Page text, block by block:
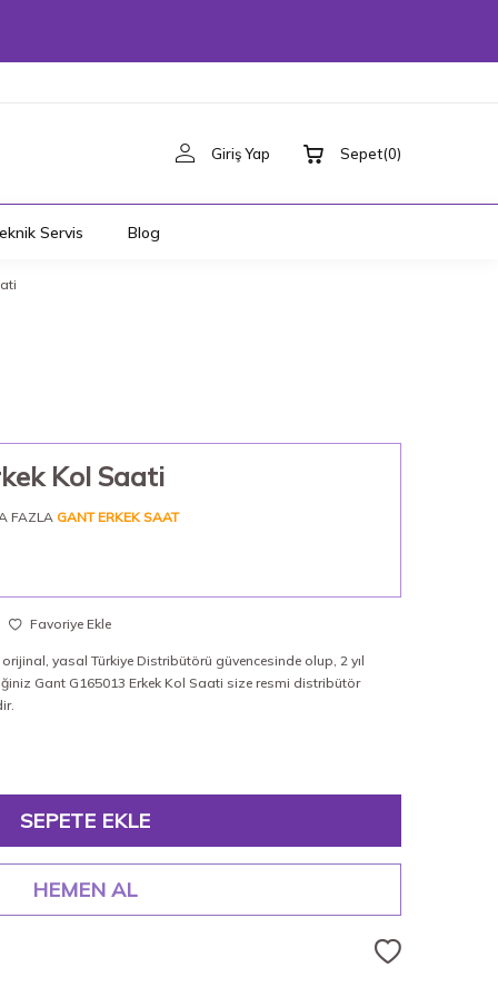
Giriş Yap Sepet(0)
Servis Blog
Kol Saati
FAZLA GANT ERKEK SAAT
Favoriye Ekle
yasal Türkiye Distribütörü güvencesinde olup, 2 yıl
Gant G165013 Erkek Kol Saati size resmi distribütör
SEPETE EKLE
HEMEN AL